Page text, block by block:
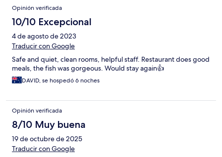
Opinión verificada
10/10 Excepcional
4 de agosto de 2023
Traducir con Google
Safe and quiet, clean rooms, helpful staff. Restaurant does good
meals, the fish was gorgeous. Would stay again👍
DAVID, se hospedó 6 noches
Opinión verificada
8/10 Muy buena
19 de octubre de 2025
Traducir con Google